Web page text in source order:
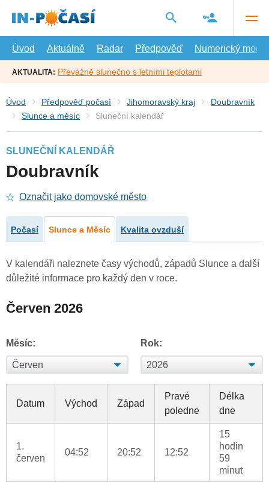
hlavní
Úvod
Aktuálně Radar Předpověď Numerický model
AKTUALITA: Převážně slunečno s letními teplotami
Úvod Předpověď počasí Jihomoravský kraj
Doubravník
Slunce a měsíc
Sluneční kalendář
SLUNEČNÍ KALENDÁŘ
Doubravník
Označit jako domovské město
Počasí Slunce a Měsíc Kvalita ovzduší
V kalendáři naleznete časy východů, západů Slunce a další
důležité informace pro každý den v roce.
Červen 2026
Měsíc: Rok:
Datum Východ Západ
Pravé
poledne
Délka
dne
1.
červen
04:52 20:52 12:52
15
hodin
59
minut